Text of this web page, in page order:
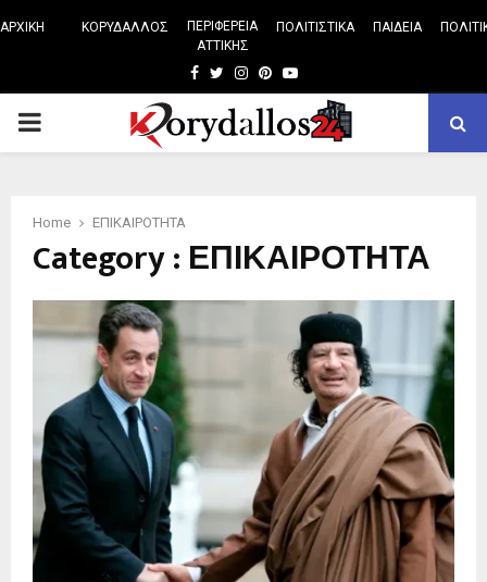
ΑΡΧΙΚΗ ΚΟΡΥΔΑΛΛΟΣ
ΠΕΡΙΦΕΡΕΙΑ
ΑΤΤΙΚΗΣ
ΠΟΛΙΤΙΣΤΙΚΑ ΠΑΙΔΕΙΑ
Facebook
TwitterInstagram
Pinterest
Youtube
PRIMARY
Home ΕΠΙΚΑΙΡΟΤΗΤΑ
Category : ΕΠΙΚΑΙΡΟΤΗΤΑ